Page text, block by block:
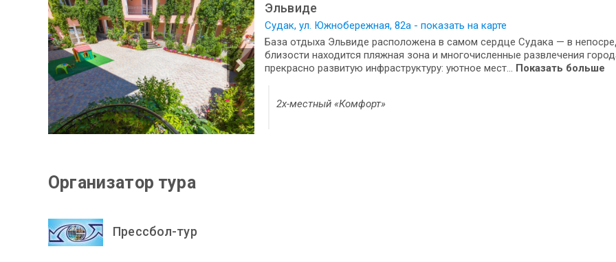
Эльвиде
Судак, ул. Южнобережная, 82а - показать на карте
База отдыха Эльвиде расположена в самом сердце Судака — в
близости находится пляжная зона и многочисленные развлечения
прекрасно развитую инфраструктуру: уютное мест... Показать больше
2х-местный «Комфорт»
Организатор тура
Прессбол-тур